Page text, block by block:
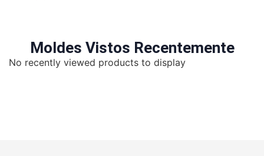
Moldes Vistos Recentemente
No recently viewed products to display